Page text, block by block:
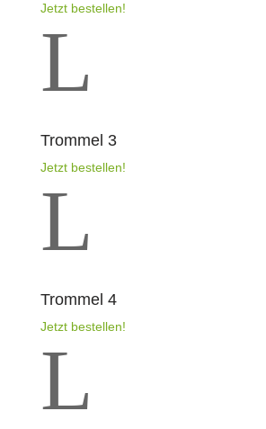
Jetzt bestellen!
L
Trommel 3
Jetzt bestellen!
L
Trommel 4
Jetzt bestellen!
L